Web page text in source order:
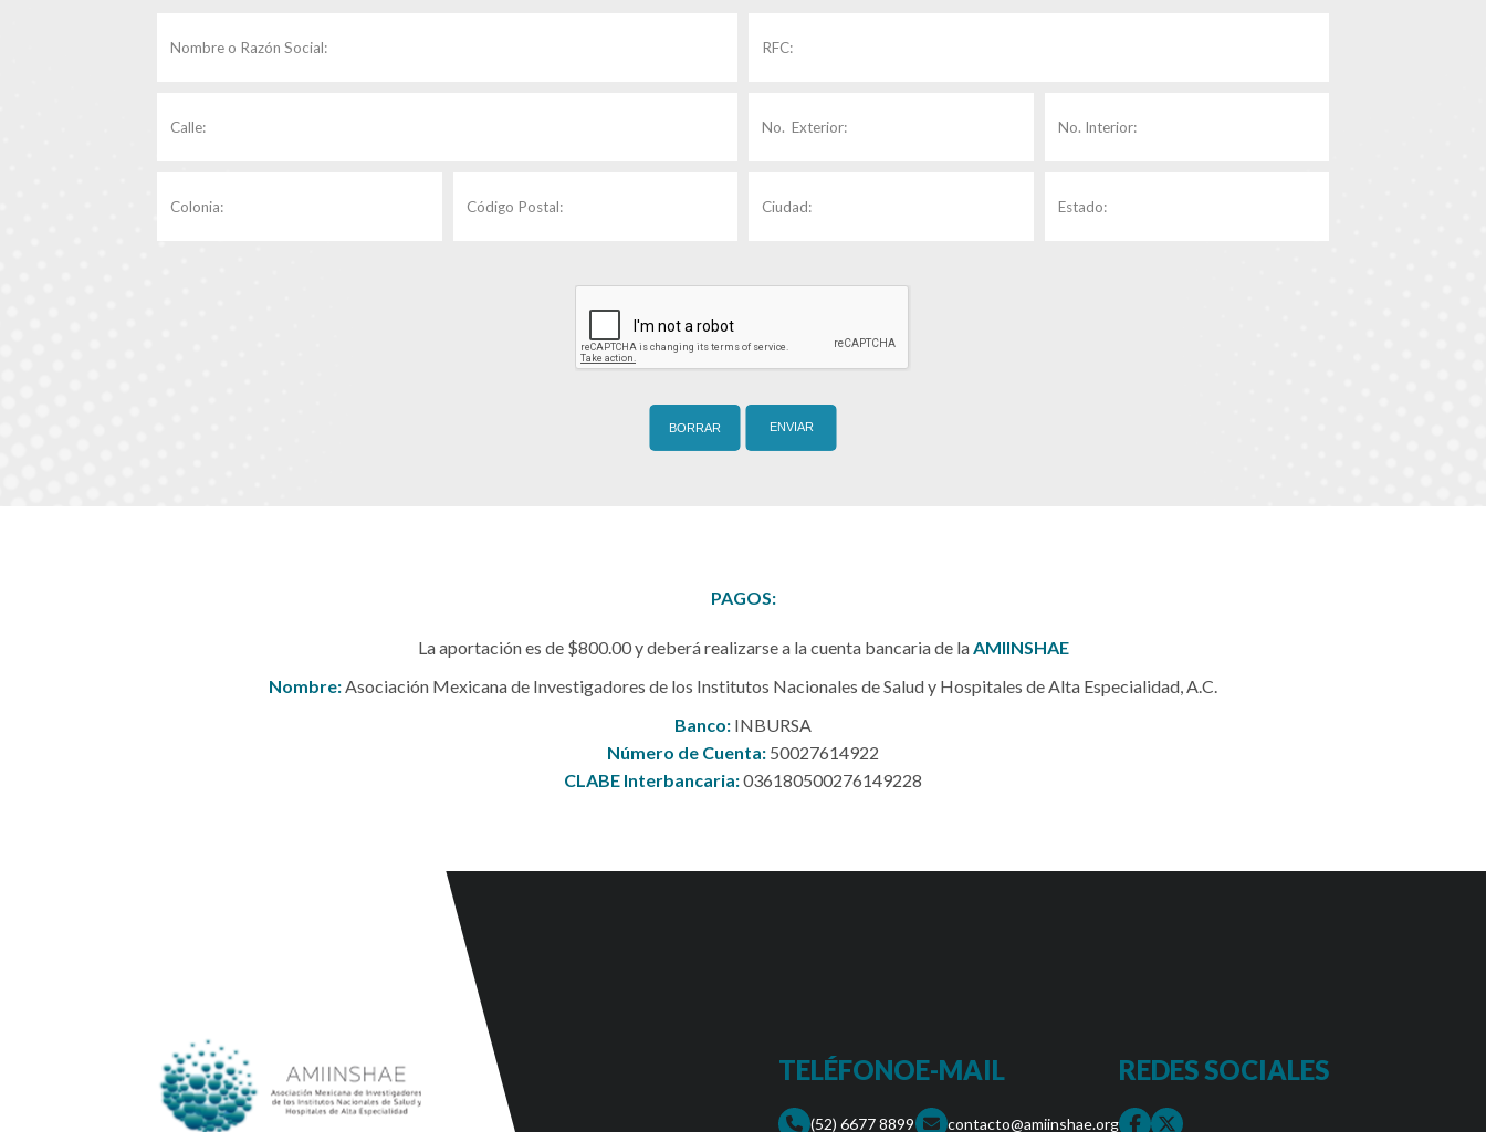
PAGOS:
La aportación es de $800.00 y deberá realizarse a la cuenta bancaria de la AMIINSHAE
Nombre: Asociación Mexicana de Investigadores de los Institutos Nacionales de Salud y Hospitales de Alta Especialidad, A.C.
Banco: INBURSA
Número de Cuenta: 50027614922
CLABE Interbancaria:036180500276149228
TELÉFONO
(52) 6677 8899
E-MAIL
contacto@amiinshae.org
REDES SOCIALES